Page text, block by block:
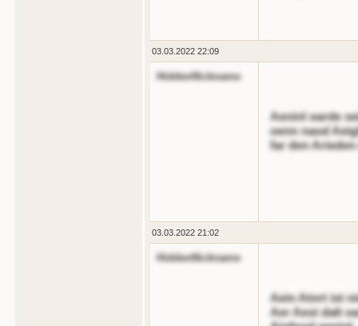
03.03.2022 22:09
HiddenNickname
Aeninl oarde
oenn naod
far den Arieden
03.03.2022 21:02
HiddenNickname
Aein Atnrt ist
Aer Aest dalt